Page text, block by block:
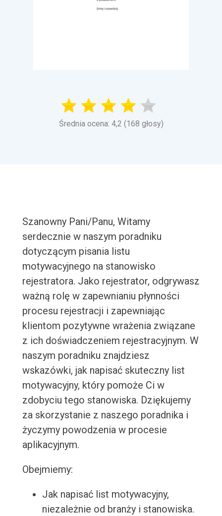
Średnia ocena: 4,2 (168 głosy)
Szanowny Pani/Panu, Witamy
serdecznie w naszym poradniku
dotyczącym pisania listu
motywacyjnego na stanowisko
rejestratora. Jako rejestrator, odgrywasz
ważną rolę w zapewnianiu płynności
procesu rejestracji i zapewniając
klientom pozytywne wrażenia związane
z ich doświadczeniem rejestracyjnym. W
naszym poradniku znajdziesz
wskazówki, jak napisać skuteczny list
motywacyjny, który pomoże Ci w
zdobyciu tego stanowiska. Dziękujemy
za skorzystanie z naszego poradnika i
życzymy powodzenia w procesie
aplikacyjnym.
Obejmiemy:
Jak napisać list motywacyjny,
niezależnie od branży i stanowiska.